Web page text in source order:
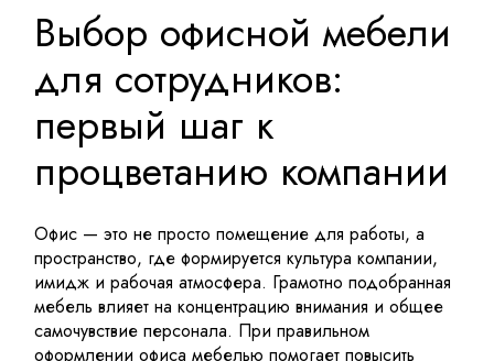
Выбор офисной мебели
для сотрудников:
первый шаг к
процветанию компании
Офис — это не просто помещение для работы, а
пространство, где формируется культура компании,
имидж и рабочая атмосфера. Грамотно подобранная
мебель влияет на концентрацию внимания и общее
самочувствие персонала. При правильном
оформлении офиса мебелью помогает повысить